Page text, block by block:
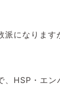
になります
HSP・エン